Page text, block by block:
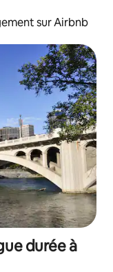
sur Airbnb
durée à